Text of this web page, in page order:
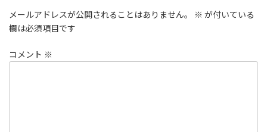
メールアドレスが公開されることはありません。 ※ が付いている
欄は必須項目です
コメント ※